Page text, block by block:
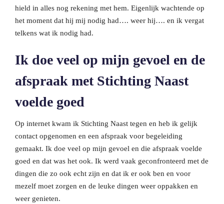
hield in alles nog rekening met hem. Eigenlijk wachtende op
het moment dat hij mij nodig had…. weer hij…. en ik vergat
telkens wat ik nodig had.
Ik doe veel op mijn gevoel en de
afspraak met Stichting Naast
voelde goed
Op internet kwam ik Stichting Naast tegen en heb ik gelijk
contact opgenomen en een afspraak voor begeleiding
gemaakt. Ik doe veel op mijn gevoel en die afspraak voelde
goed en dat was het ook. Ik werd vaak geconfronteerd met de
dingen die zo ook echt zijn en dat ik er ook ben en voor
mezelf moet zorgen en de leuke dingen weer oppakken en
weer genieten.